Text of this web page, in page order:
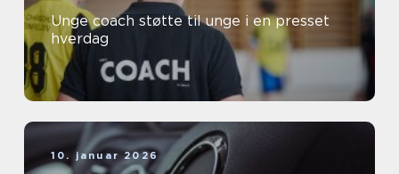
Unge coach støtte til unge i en presset
hverdag
10. januar 2026